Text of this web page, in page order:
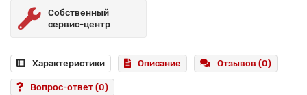
Собственный
сервис-центр
Характеристики Описание Отзывов (0)
Вопрос-ответ (0)